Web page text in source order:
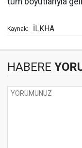
Kaynak: İLKHA
HABERE